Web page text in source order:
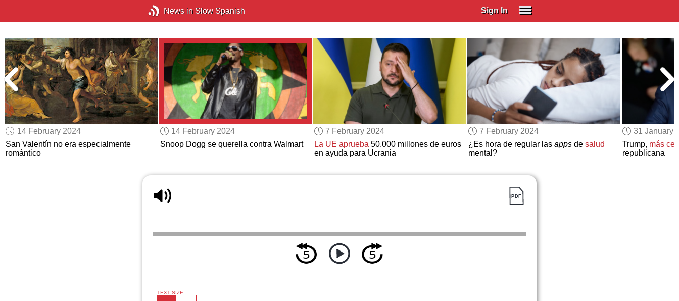
News in Slow Spanish Sign In
Spanish (Spain)
Spanish (Latino)
SUBSCRIBE
EDUCATIONAL LICENSES
GIFT CARDS
OTHER LANGUAGES
14 February 2024
San Valentín no era especialmente
romántico
14 February 2024
Snoop Dogg se querella contra Walmart
7 February 2024
La UE aprueba50.000 millones de euros
en ayuda para Ucrania
7 February 2024
¿Es hora de regular las appsde salud
mental?
31 January
Trump, más
republicana
TEXT SIZE